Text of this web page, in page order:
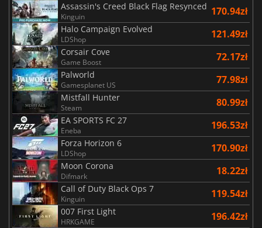
Assassin's Creed Black Flag Resynced
Kinguin 170.94zł
Halo Campaign Evolved
LDShop 121.49zł
Corsair Cove
Game Boost 72.17zł
Palworld
Gamesplanet US 77.98zł
Mistfall Hunter
Steam 80.99zł
EA SPORTS FC 27
Eneba 196.53zł
Forza Horizon 6
LDShop 170.90zł
Moon Corona
Difmark 18.22zł
Call of Duty Black Ops 7
Kinguin 119.54zł
007 First Light
HRKGAME 196.42zł